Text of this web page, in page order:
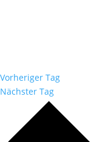
Vorheriger Tag
Nächster Tag